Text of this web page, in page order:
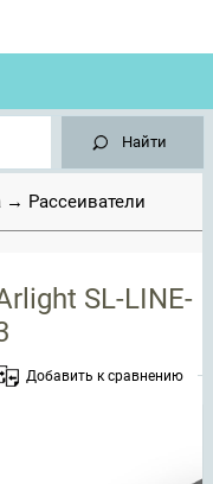
Найти
→ Рассеиватели
SL-LINE-
Добавить к сравнению